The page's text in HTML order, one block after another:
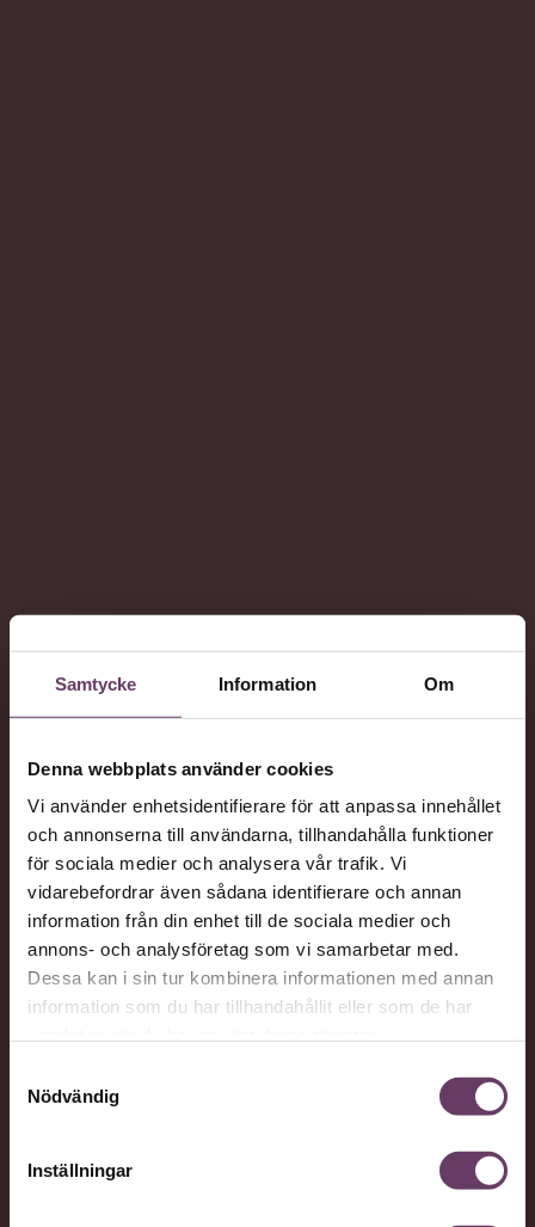
Samtycke Information Om
Denna webbplats använder cookies
Vi använder enhetsidentifierare för att anpassa innehållet
och annonserna till användarna, tillhandahålla funktioner
för sociala medier och analysera vår trafik. Vi
vidarebefordrar även sådana identifierare och annan
information från din enhet till de sociala medier och
annons- och analysföretag som vi samarbetar med.
Dessa kan i sin tur kombinera informationen med annan
information som du har tillhandahållit eller som de har
Nödvändig
Inställningar